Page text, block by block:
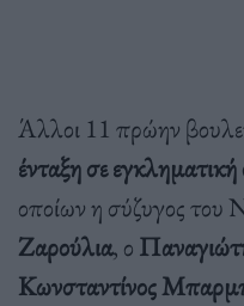
Άλλοι 11 πρώην
ένταξη σε
οποίων η σύζυγος του
Ζαρούλια, ο
Κωνσταντίνος